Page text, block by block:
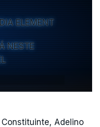
ELEMENT
NESTE
Adelino